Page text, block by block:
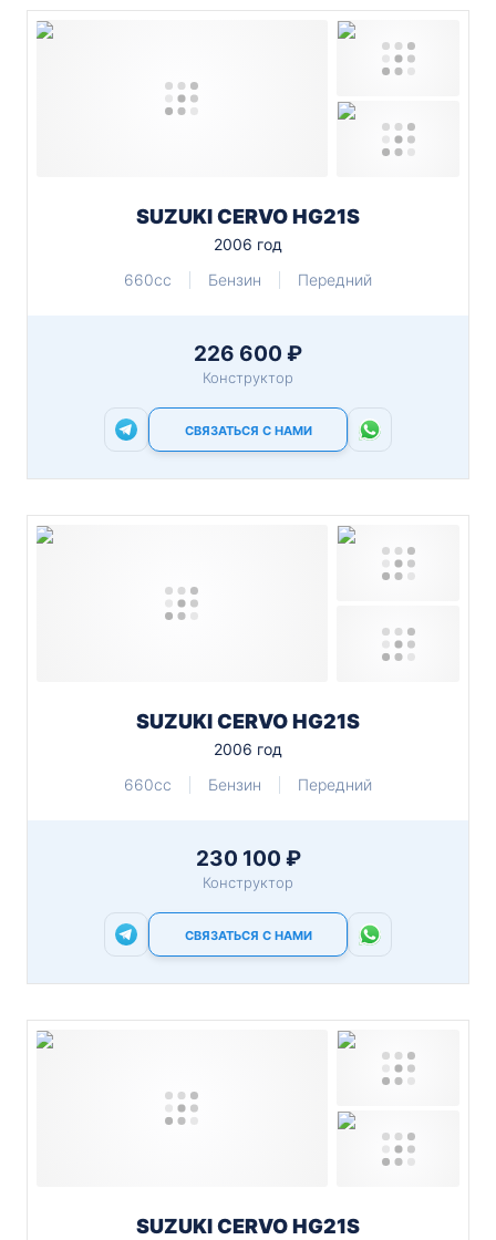
SUZUKI CERVO HG21S
2006 год
660cc
Бензин Передний
226 600 ₽
Конструктор
СВЯЗАТЬСЯ С НАМИ
SUZUKI CERVO HG21S
2006 год
660cc
Бензин Передний
230 100 ₽
Конструктор
СВЯЗАТЬСЯ С НАМИ
SUZUKI CERVO HG21S